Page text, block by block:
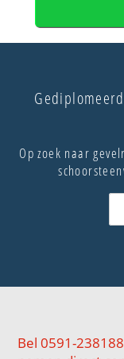
Op zoek naar
Bel 0591-